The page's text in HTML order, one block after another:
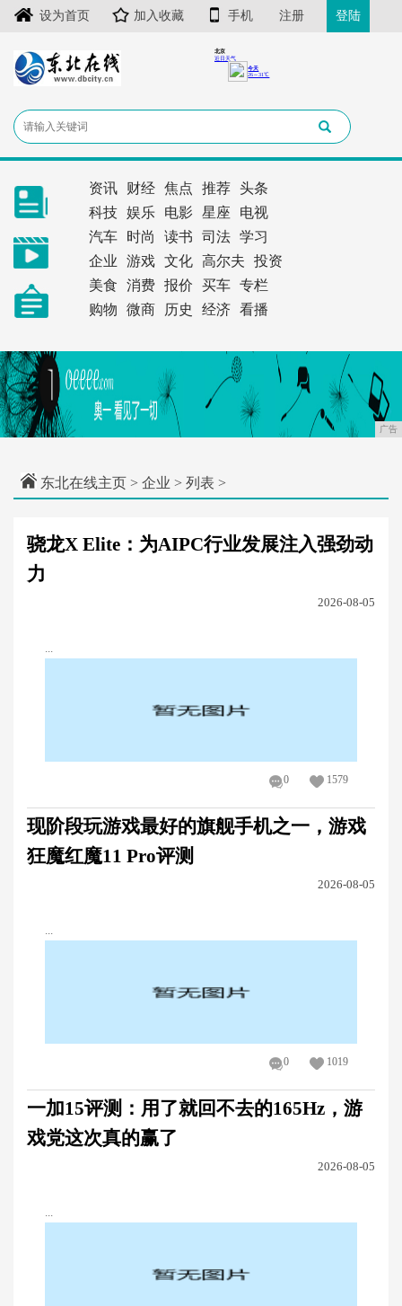
设为首页 加入收藏 手机 注册 登陆
资讯 财经 焦点 推荐
头条
科技
娱乐 电影 星座
电视
汽车
时尚 读书 司法
学习
企业
游戏 文化 高尔夫
投资
美食
消费 报价 买车
专栏
购物
微商 历史 经济 看播
广告
东北在线主页 > 企业 > 列表 >
骁龙X Elite：为AIPC行业发展注入强劲动
力
2026-08-05
...
0 1579
现阶段玩游戏最好的旗舰手机之一，游戏
狂魔红魔11 Pro评测
2026-08-05
...
0 1019
一加15评测：用了就回不去的165Hz，游
戏党这次真的赢了
2026-08-05
...